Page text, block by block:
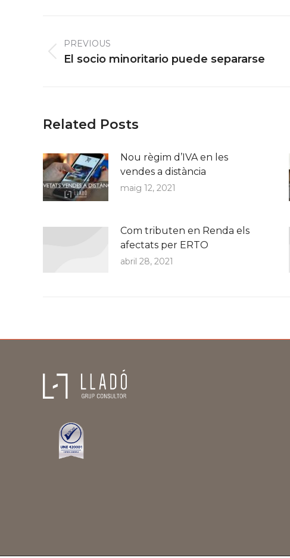
navigation
PREVIOUS
Previous
El socio minoritario puede separarse
Related Posts
Nou règim d’IVA en les
vendes a distància
maig 12, 2021
Com tributen en Renda els
afectats per ERTO
abril 28, 2021